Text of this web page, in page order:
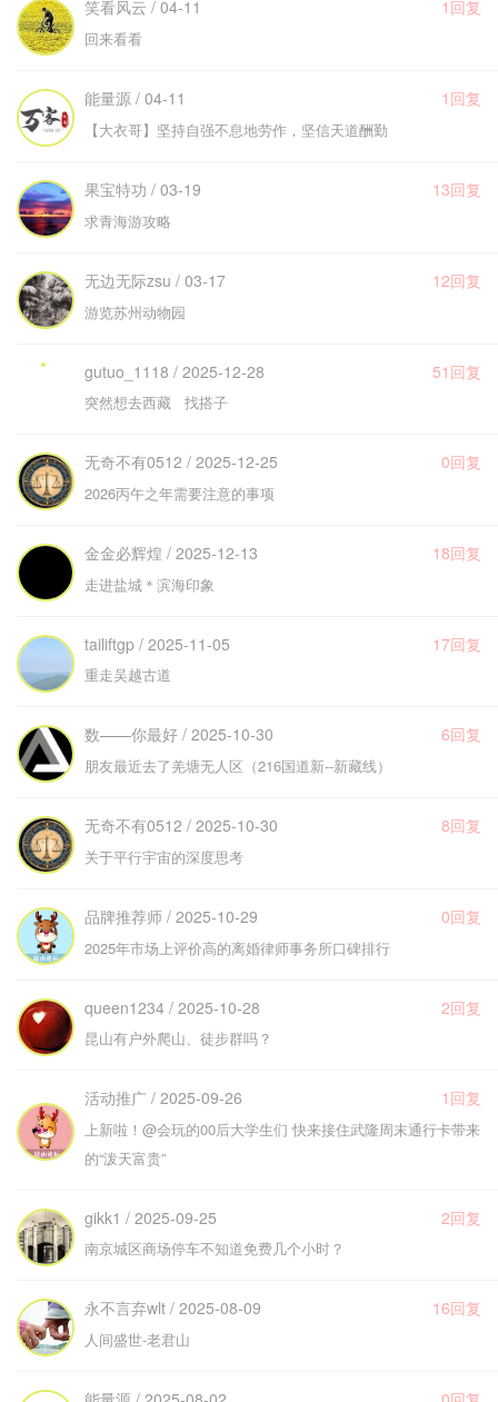
笑看风云 / 04-11 1回复
回来看看
能量源 / 04-11 1回复
【大衣哥】坚持自强不息地劳作，坚信天道酬勤
果宝特功 / 03-19 13回复
求青海游攻略
无边无际zsu / 03-17 12回复
游览苏州动物园
gutuo_1118 / 2025-12-28 51回复
突然想去西藏 找搭子
无奇不有0512 / 2025-12-25 0回复
2026丙午之年需要注意的事项
金金必辉煌 / 2025-12-13 18回复
走进盐城＊滨海印象
tailiftgp / 2025-11-05 17回复
重走吴越古道
数——你最好 / 2025-10-30 6回复
朋友最近去了羌塘无人区（216国道新--新藏线）
无奇不有0512 / 2025-10-30 8回复
关于平行宇宙的深度思考
品牌推荐师 / 2025-10-29 0回复
2025年市场上评价高的离婚律师事务所口碑排行
queen1234 / 2025-10-28 2回复
昆山有户外爬山、徒步群吗？
活动推广 / 2025-09-26 1回复
上新啦！@会玩的00后大学生们 快来接住武隆周末通行卡带来
的“泼天富贵”
gikk1 / 2025-09-25 2回复
南京城区商场停车不知道免费几个小时？
永不言弃wlt / 2025-08-09 16回复
人间盛世-老君山